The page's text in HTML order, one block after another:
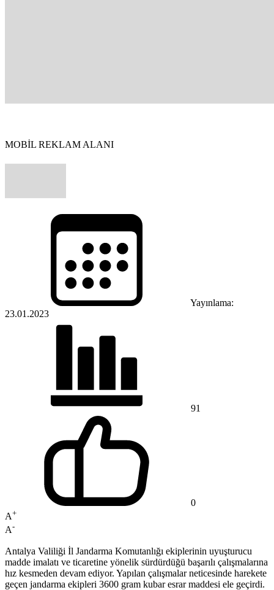
MOBİL REKLAM ALANI
Yayınlama:
23.01.2023
91
0
A+
A-
Antalya Valiliği İl Jandarma Komutanlığı ekiplerinin uyuşturucu
madde imalatı ve ticaretine yönelik sürdürdüğü başarılı çalışmalarına
hız kesmeden devam ediyor. Yapılan çalışmalar neticesinde harekete
geçen jandarma ekipleri 3600 gram kubar esrar maddesi ele geçirdi.